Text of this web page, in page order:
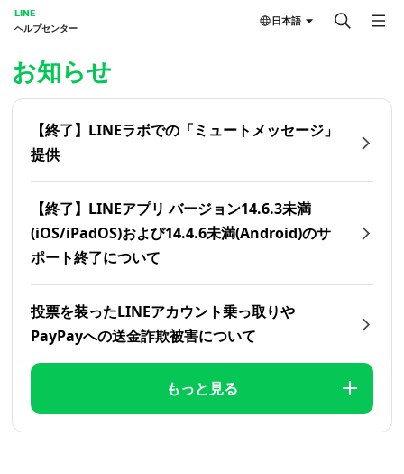
LINE
ヘルプセンター
日本語
お知らせ
【終了】LINEラボでの「ミュートメッセージ」
提供
【終了】LINEアプリ バージョン14.6.3未満
(iOS/iPadOS)および14.4.6未満(Android)のサ
ポート終了について
投票を装ったLINEアカウント乗っ取りや
PayPayへの送金詐欺被害について
もっと見る